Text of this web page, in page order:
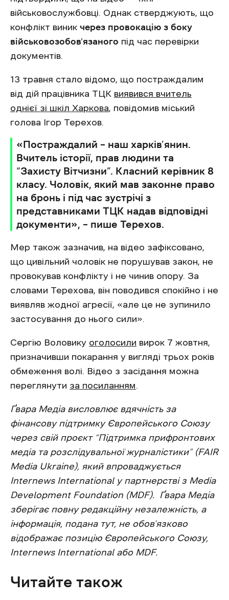
військовослужбовці. Однак стверджують, що
конфлікт виник через провокацію з боку
військовозобов’язаного під час перевірки
документів.
13 травня стало відомо, що постраждалим
від дій працівника ТЦК виявився вчитель
однієї зі шкіл Харкова, повідомив міський
голова Ігор Терехов.
«Постраждалий – наш харків’янин.
Вчитель історії, прав людини та
“Захисту Вітчизни”. Класний керівник 8
класу. Чоловік, який мав законне право
на бронь і під час зустрічі з
представниками ТЦК надав відповідні
документи», – пише Терехов.
Мер також зазначив, на відео зафіксовано,
що цивільний чоловік не порушував закон, не
провокував конфлікту і не чинив опору. За
словами Терехова, він поводився спокійно і не
виявляв жодної агресії, «але це не зупинило
застосування до нього сили».
Сергію Воловику оголосили вирок 7 жовтня,
призначивши покарання у вигляді трьох років
обмеження волі. Відео з засідання можна
переглянути за посиланням.
Ґвара Медіа висловлює вдячність за
фінансову підтримку Європейського Союзу
через свій проєкт “Підтримка прифронтових
медіа та розслідувальної журналістики” (FAIR
Media Ukraine), який впроваджується
Internews International у партнерстві з Media
Development Foundation (MDF). Ґвара Медіа
зберігає повну редакційну незалежність, а
інформація, подана тут, не обов’язково
відображає позицію Європейського Союзу,
Internews International або MDF.
Читайте також